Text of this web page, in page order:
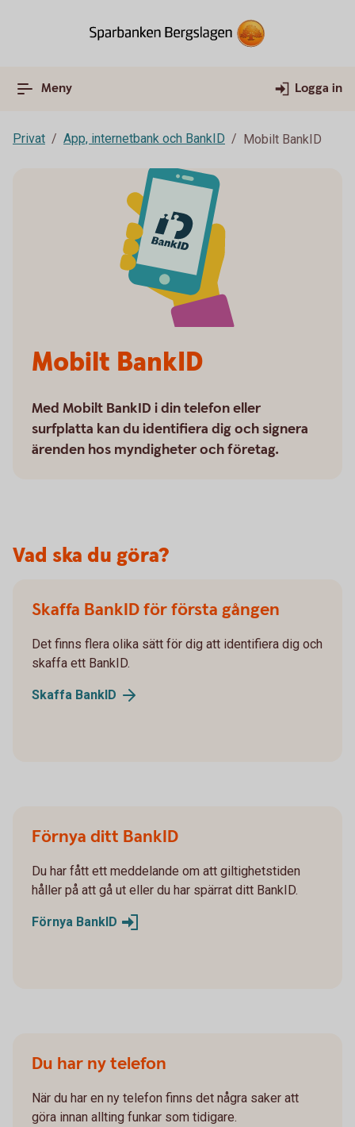
Meny Logga in
Privat App, internetbank och BankID Mobilt BankID
Mobilt BankID
Med Mobilt BankID i din telefon eller
surfplatta kan du identifiera dig och signera
ärenden hos myndigheter och företag.
Vad ska du göra?
Skaffa BankID för första gången
Det finns flera olika sätt för dig att identifiera dig och
skaffa ett BankID.
Skaffa BankID
Förnya ditt BankID
Du har fått ett meddelande om att giltighetstiden
håller på att gå ut eller du har spärrat ditt BankID.
Förnya BankID
Du har ny telefon
När du har en ny telefon finns det några saker att
göra innan allting funkar som tidigare.